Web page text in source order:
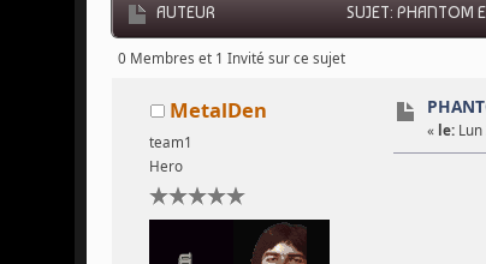
AUTEUR SUJET: PHANTOM
0 Membres et 1 Invité sur ce sujet
MetalDen
team1
Hero
« le: